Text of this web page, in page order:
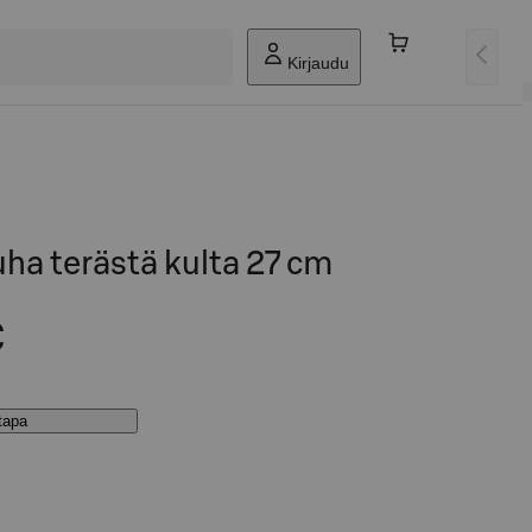
Kirjaudu
terästä kulta 27 cm